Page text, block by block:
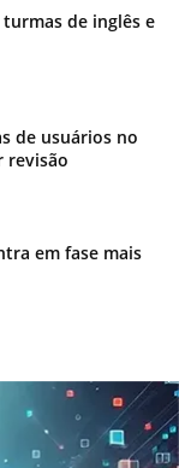
de inglês e
de usuários no
revisão
em fase mais